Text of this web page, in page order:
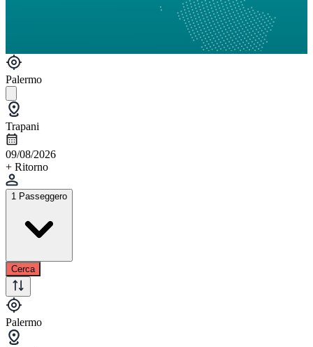
Palermo
Trapani
09/08/2026
+ Ritorno
1 Passeggero
Cerca
Palermo